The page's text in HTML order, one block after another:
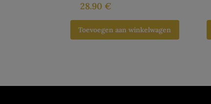
28.90 €
Toevoegen aan winkelwagen